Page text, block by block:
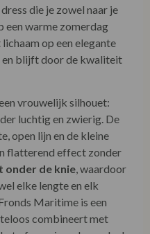
die je zowel naar je
een warme zomerdag
op een elegante
en blijft door de kwaliteit
vrouwelijk silhouet:
luchtig en zwierig. De
open lijn en de kleine
flatterend effect zonder
onder de knie, waardoor
elke lengte en elk
Maritime is een
combineert met